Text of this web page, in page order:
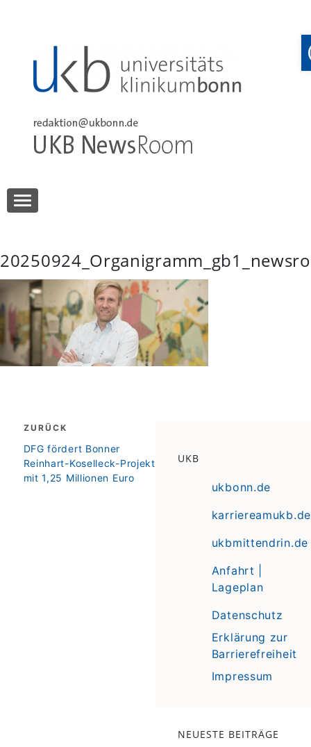
UKB NewsRoom
Beitragsnavigation
ZURÜCK
zurück
DFG fördert Bonner
Reinhart-Koselleck-Projekt
mit 1,25 Millionen Euro
UKB
ukbonn.de
karriereamukb.de
ukbmittendrin.de
Anfahrt |
Lageplan
Datenschutz
Erklärung zur
Barrierefreiheit
Impressum
NEUESTE BEITRÄGE